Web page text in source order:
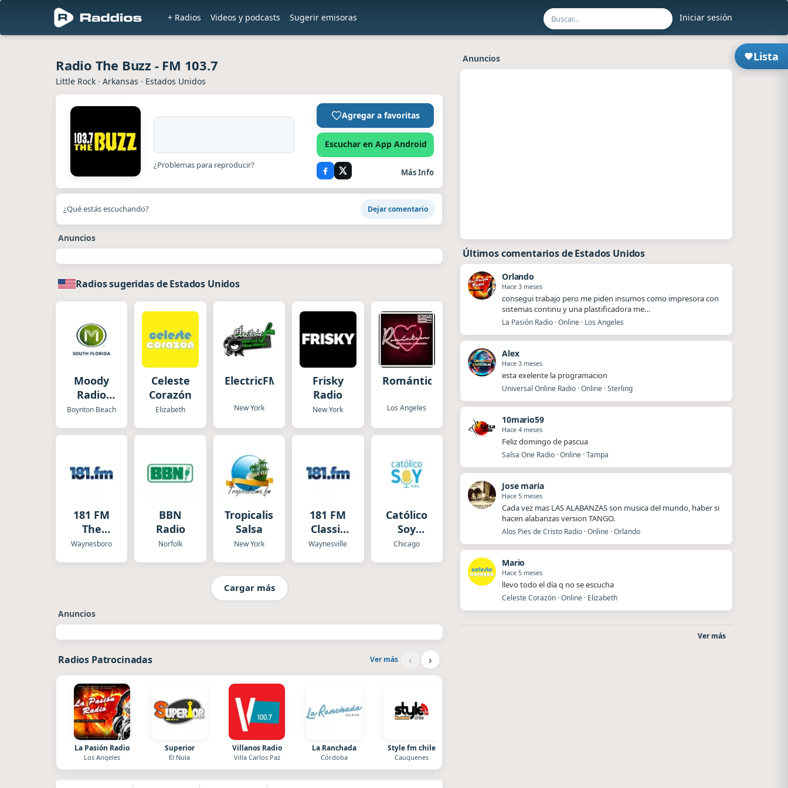
Iniciar sesión
+ Radios Videos y podcasts Sugerir emisoras
Lista
Radio The Buzz - FM 103.7
Little Rock · Arkansas · Estados Unidos
¿Problemas para reproducir?
Agregar a favoritas
Escuchar en App Android
Más Info
¿Qué estás escuchando? Dejar comentario
Anuncios
Radios sugeridas de Estados Unidos
Moody
Radio
South
Boynton Beach
Celeste
Corazón
Elizabeth
ElectricFM
New York
Frisky
Radio
New York
Romántica
Los Angeles
181 FM
The
Beatles
Waynesboro
BBN
Radio
Norfolk
Tropicalisima
Salsa
New York
181 FM
Classic
Hits
Waynesville
Católico
Soy
Radio
Chicago
Cargar más
Anuncios
Radios Patrocinadas Ver más ‹ ›
La Pasión Radio
Los Angeles
Superior
El Nula
Villanos Radio
Villa Carlos Paz
La Ranchada
Córdoba
Style fm chile
Cauquenes
Anuncios
Últimos comentarios de Estados Unidos
Orlando
Hace 3 meses
​​consegui trabajo pero me piden insumos como impresora con
sistemas continu y una plastificadora me…
La Pasión Radio · Online · Los Angeles
Alex
Hace 3 meses
esta exelente la programacion
Universal Online Radio · Online · Sterling
10mario59
Hace 4 meses
Feliz domingo de pascua
Salsa One Radio · Online · Tampa
Jose maria
Hace 5 meses
Cada vez mas LAS ALABANZAS son musica del mundo, haber si
hacen alabanzas version TANGO.
Alos Pies de Cristo Radio · Online · Orlando
Mario
Hace 5 meses
llevo todo el día q no se escucha
Celeste Corazón · Online · Elizabeth
Ver más